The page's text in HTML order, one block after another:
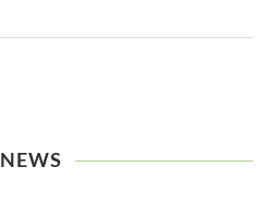
NEWS